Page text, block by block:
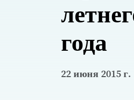
года
22 июня 2015 г.